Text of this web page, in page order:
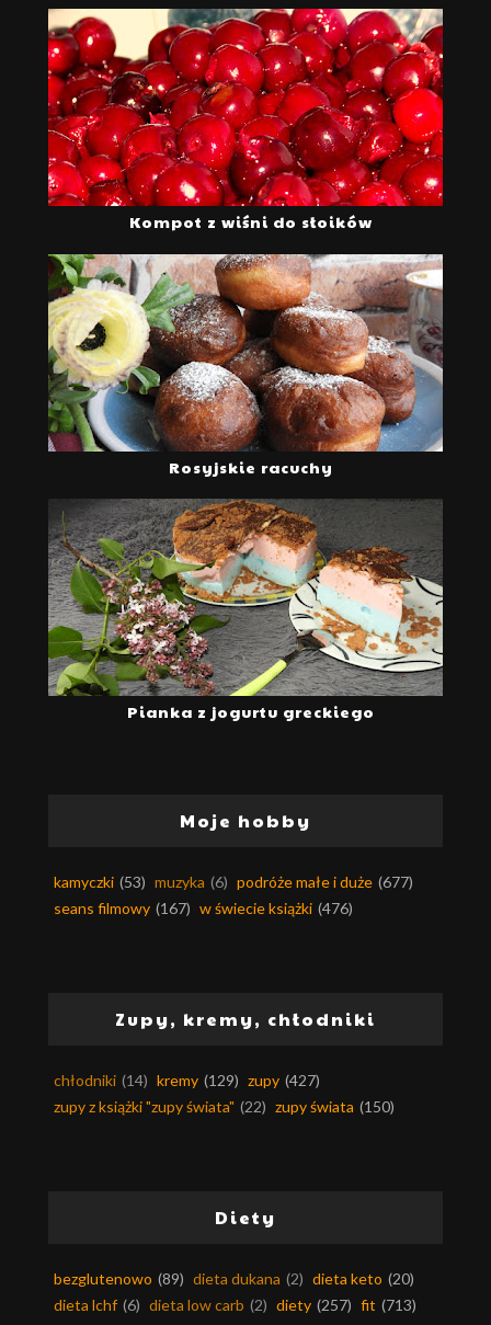
Kompot z wiśni do słoików
Rosyjskie racuchy
Pianka z jogurtu greckiego
Moje hobby
kamyczki (53) muzyka (6) podróże małe i duże (677)
seans filmowy (167) w świecie książki (476)
Zupy, kremy, chłodniki
chłodniki (14) kremy (129) zupy (427)
zupy z książki "zupy świata" (22) zupy świata (150)
Diety
bezglutenowo (89) dieta dukana (2) dieta keto (20)
dieta lchf (6) dieta low carb (2) diety (257) fit (713)